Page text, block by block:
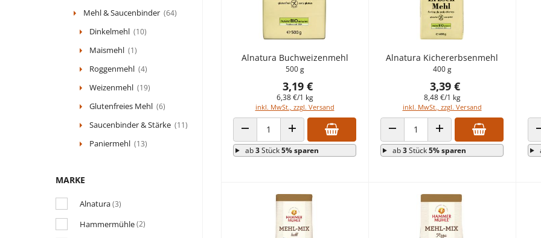
Mehl & Saucenbinder (64)
Dinkelmehl (10)
Maismehl (1)
Roggenmehl (4)
Weizenmehl (19)
Glutenfreies Mehl (6)
Saucenbinder & Stärke (11)
Paniermehl (13)
MARKE
Alnatura(3)
Hammermühle(2)
Alnatura Buchweizenmehl
500 g
3,19 €
6,38 €/1 kg
inkl. MwSt., zzgl. Versand
ANZAHL VERRINGERNANZAHL ERHÖHEN
ab3Stück5% sparen
Alnatura Kichererbsenmehl
400 g
3,39 €
8,48 €/1 kg
inkl. MwSt., zzgl. Versand
ANZAHL VERRINGERNANZAHL ERHÖHEN
ab3Stück5% sparen